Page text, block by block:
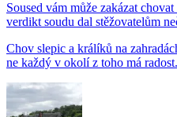
Soused vám může zakázat
verdikt soudu dal stěžovatelům
Chov slepic a králíků na
ne každý v okolí z toho má